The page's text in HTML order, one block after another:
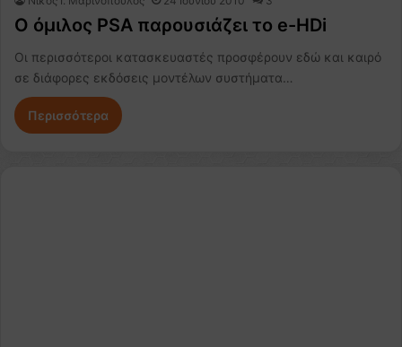
O όμιλος PSA παρουσιάζει το e-HDi
Οι περισσότεροι κατασκευαστές προσφέρουν εδώ και καιρό
σε διάφορες εκδόσεις μοντέλων συστήματα…
Περισσότερα